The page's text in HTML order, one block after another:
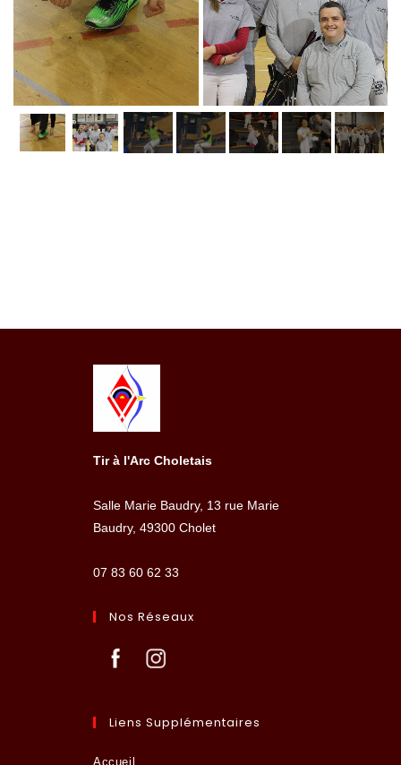
Tir à l'Arc Choletais
Salle Marie Baudry, 13 rue Marie
Baudry, 49300 Cholet
07 83 60 62 33
Nos Réseaux
Liens Supplémentaires
Accueil